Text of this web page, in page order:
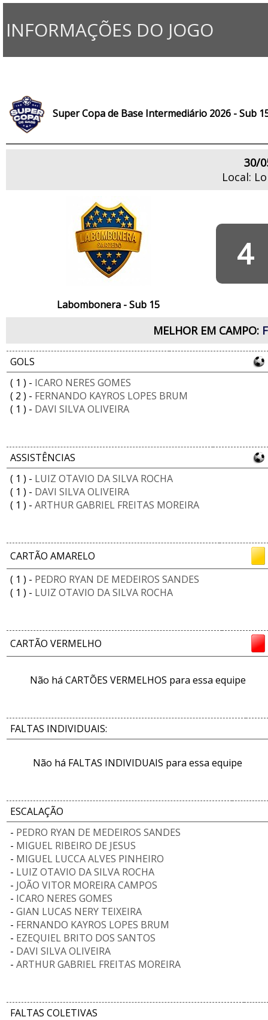
INFORMAÇÕES DO JOGO
Super Copa de Base Intermediário 2026 - Sub
30/
Local:
Labombonera - Sub 15
4
MELHOR EM CAMPO:
GOLS
( 1 ) - ICARO NERES GOMES
( 2 ) - FERNANDO KAYROS LOPES BRUM
( 1 ) - DAVI SILVA OLIVEIRA
ASSISTÊNCIAS
( 1 ) - LUIZ OTAVIO DA SILVA ROCHA
( 1 ) - DAVI SILVA OLIVEIRA
( 1 ) - ARTHUR GABRIEL FREITAS MOREIRA
CARTÃO AMARELO
( 1 ) - PEDRO RYAN DE MEDEIROS SANDES
( 1 ) - LUIZ OTAVIO DA SILVA ROCHA
CARTÃO VERMELHO
Não há CARTÕES VERMELHOS para essa equipe
FALTAS INDIVIDUAIS:
Não há FALTAS INDIVIDUAIS para essa equipe
ESCALAÇÃO
- PEDRO RYAN DE MEDEIROS SANDES
- MIGUEL RIBEIRO DE JESUS
- MIGUEL LUCCA ALVES PINHEIRO
- LUIZ OTAVIO DA SILVA ROCHA
- JOÃO VITOR MOREIRA CAMPOS
- ICARO NERES GOMES
- GIAN LUCAS NERY TEIXEIRA
- FERNANDO KAYROS LOPES BRUM
- EZEQUIEL BRITO DOS SANTOS
- DAVI SILVA OLIVEIRA
- ARTHUR GABRIEL FREITAS MOREIRA
FALTAS COLETIVAS